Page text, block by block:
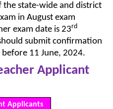
the state-wide and district
in August exam
exam date is 23rd
submit confirmation
11 June, 2024.
Applicant
Applicants